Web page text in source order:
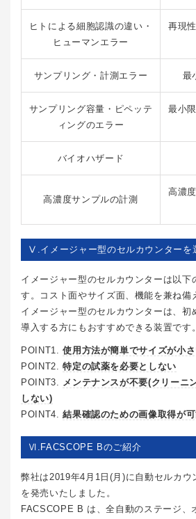
ヒトによる細胞認識の違い・
ヒューマンエラー
再現
サンプリング・計測エラー 最
サンプリング容量・ピペッテ
ィングのエラー
最小
バイオハザード
高濃度サンプルの計測
高濃
Ⅴ.イメージャー型のセルカウンターを
イメージャー型のセルカウンターは以下
す。コスト面やサイズ面、機能を兼ね備
イメージャー型のセルカウンターは、初
導入する方にもおすすめできる装置です。
POINT1.使用方法が簡単でサイズが小
POINT2.特定の試薬を必要としない
POINT3. メンテナンスが不要(クリーニ
しない)
POINT4.結果確認のための画像取得が
Ⅵ.FACSCOPE Bのご紹介
弊社は2019年4月1日(月)に自動セルカウ
を発売いたしました。
FACSCOPE B は、全自動のステージ、